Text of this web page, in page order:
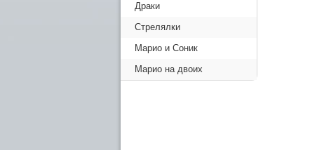
Драки
Стрелялки
Марио и Соник
Марио на двоих